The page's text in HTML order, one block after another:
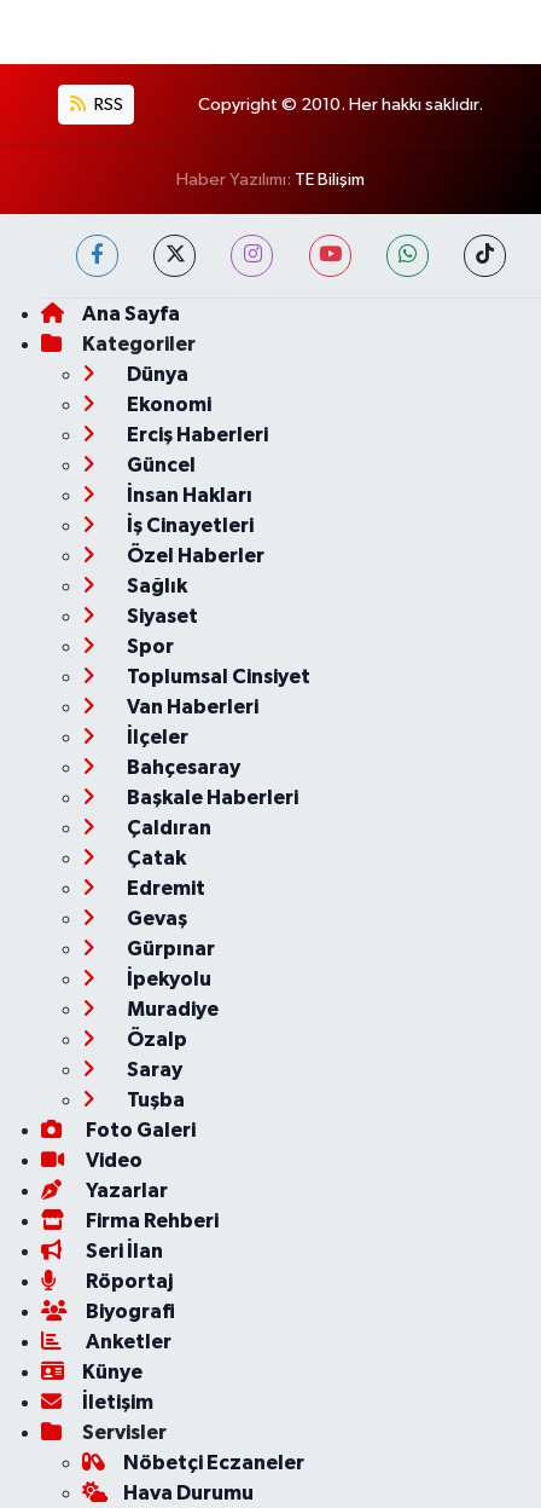
RSS Copyright © 2010. Her hakkı saklıdır.
Haber Yazılımı: TE Bilişim
Ana Sayfa
Kategoriler
Dünya
Ekonomi
Erciş Haberleri
Güncel
İnsan Hakları
İş Cinayetleri
Özel Haberler
Sağlık
Siyaset
Spor
Toplumsal Cinsiyet
Van Haberleri
İlçeler
Bahçesaray
Başkale Haberleri
Çaldıran
Çatak
Edremit
Gevaş
Gürpınar
İpekyolu
Muradiye
Özalp
Saray
Tuşba
Foto Galeri
Video
Yazarlar
Firma Rehberi
Seri İlan
Röportaj
Biyografi
Anketler
Künye
İletişim
Servisler
Nöbetçi Eczaneler
Hava Durumu